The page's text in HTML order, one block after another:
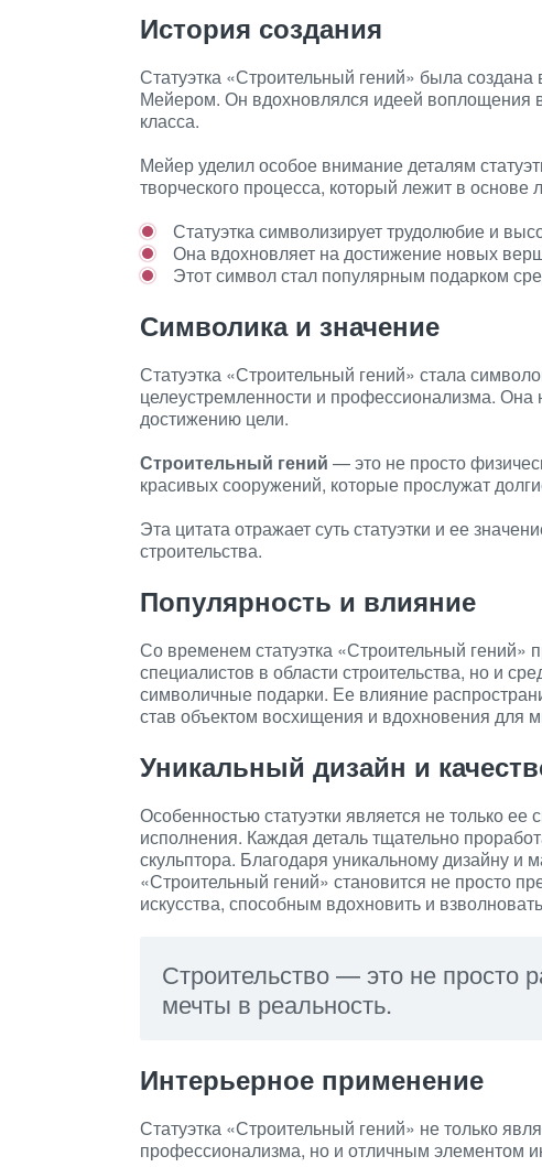
История создания
Статуэтка «Строительный гений» была
Мейером. Он вдохновлялся идеей воплощения
класса.
Мейер уделил особое внимание деталям
творческого процесса, который лежит в основе
Статуэтка символизирует трудолюбие и
Она вдохновляет на достижение новых
Этот символ стал популярным подарком
Символика и значение
Статуэтка «Строительный гений» стала
целеустремленности и профессионализма. Она
достижению цели.
Строительный гений — это не просто
красивых сооружений, которые прослужат
Эта цитата отражает суть статуэтки и ее
строительства.
Популярность и влияние
Со временем статуэтка «Строительный гений»
специалистов в области строительства, но и
символичные подарки. Ее влияние
став объектом восхищения и вдохновения для
Уникальный дизайн и
Особенностью статуэтки является не только
исполнения. Каждая деталь тщательно
скульптора. Благодаря уникальному дизайну и
«Строительный гений» становится не просто
искусства, способным вдохновить и
Строительство — это не просто
мечты в реальность.
Интерьерное применение
Статуэтка «Строительный гений» не только
профессионализма, но и отличным элементом